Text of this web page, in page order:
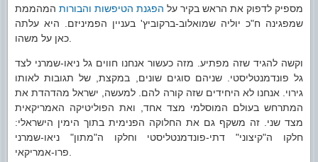
מספיק לדפוק את הראש בקיר על הפגנת הטיפשות והבורות המהממת
שמפגינה ח"כ יוליה שמואלוב-ברקוביץ' בעניין הפמיניזם. היא עלתה
וקשה להגיד שזה מפתיע. מזה כעשור אנחנו חווים גל ניאו-שמרני לצד
גל פונדמנטליסטי. שניהם סוגים שונים, במקצת, של תגובות לאותו
גירוי. אנחנו לא היחידים שזה קורה להם. למעשה, ישראל מהדהדת את
המתרחש בעולם המוסלמי מצד אחד, ואת הפוליטיקה האמריקאית
מצד שני. זה משקף גם את החלוקה הפנימית בתוך הימין הישראלי:
חלקו ה"קיצוני" דתי-פונדמנטליסטי וחלקו ה"מתון" ניאו-שמרני